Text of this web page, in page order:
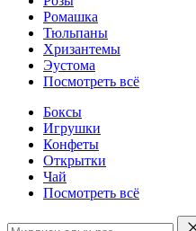
Ромашка
Тюльпаны
Хризантемы
Эустома
Посмотреть всё
Боксы
Игрушки
Конфеты
Открытки
Чай
Посмотреть всё